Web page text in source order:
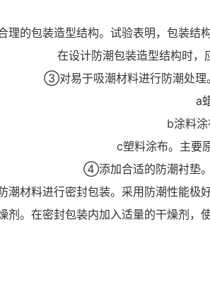
包装造型结构。试验表明，包装结构
在设计防潮包装造型结构时
③对易于吸潮材料进行防潮处理。
a蜡
b涂料涂布
c塑料涂布。主要原
④添加合适的防潮衬垫。在
料进行密封包装。采用防潮性能极好
在密封包装内加入适量的干燥剂，使